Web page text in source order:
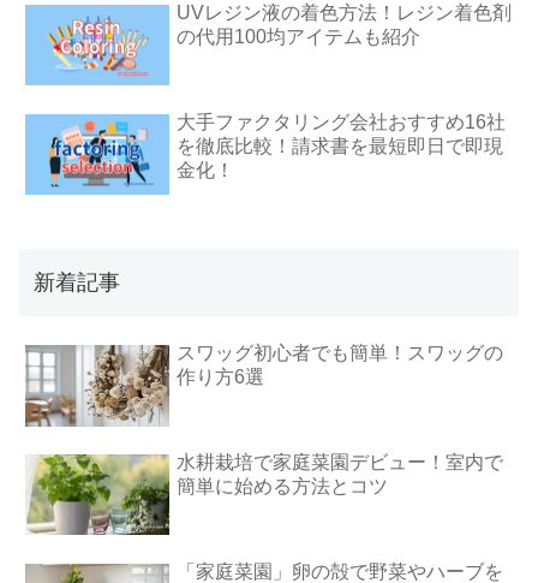
UVレジン液の着色方法！レジン着色剤
の代用100均アイテムも紹介
大手ファクタリング会社おすすめ16社
を徹底比較！請求書を最短即日で即現
金化！
新着記事
スワッグ初心者でも簡単！スワッグの
作り方6選
水耕栽培で家庭菜園デビュー！室内で
簡単に始める方法とコツ
「家庭菜園」卵の殻で野菜やハーブを